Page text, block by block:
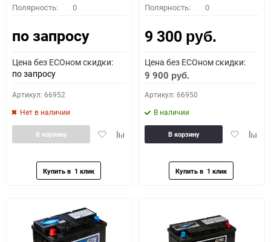
Полярность: 0
по запросу
Цена без ECOном скидки:
по запросу
Артикул: 66952
Нет в наличии
ДобавитьДобавить
В корзину
Полярность: 0
9 300 руб.
Цена без ECOном скидки:
9 900 руб.
Артикул: 66950
В наличии
Добавить
В корзину